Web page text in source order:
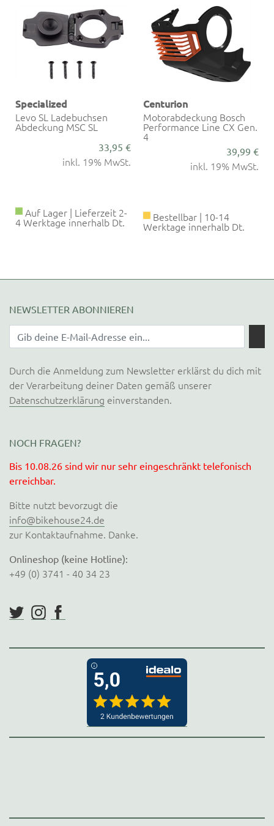
Specialized
Levo SL Ladebuchsen
Abdeckung MSC SL
33,95 €
inkl. 19% MwSt.
Auf Lager | Lieferzeit 2-
4 Werktage innerhalb Dt.
Centurion
Motorabdeckung Bosch
Performance Line CX Gen.
4
39,99 €
inkl. 19% MwSt.
Bestellbar | 10-14
Werktage innerhalb Dt.
NEWSLETTER ABONNIEREN
Durch die Anmeldung zum Newsletter erklärst du dich mit
der Verarbeitung deiner Daten gemäß unserer
Datenschutzerklärung einverstanden.
NOCH FRAGEN?
Bis 10.08.26 sind wir nur sehr eingeschränkt telefonisch
erreichbar.
Bitte nutzt bevorzugt die
info@bikehouse24.de
zur Kontaktaufnahme. Danke.
Onlineshop (keine Hotline):
+49 (0) 3741 - 40 34 23